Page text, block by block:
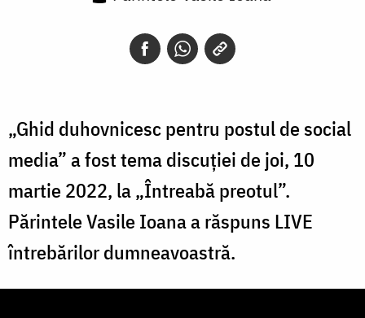
„Ghid duhovnicesc pentru postul de social
media” a fost tema discuției de joi, 10
martie 2022, la „Întreabă preotul”.
Părintele Vasile Ioana a răspuns LIVE
întrebărilor dumneavoastră.